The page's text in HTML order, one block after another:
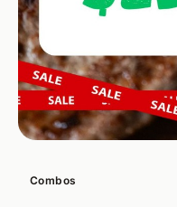
Combos